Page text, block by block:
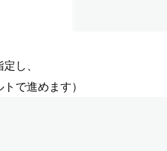
し、
で進めます）